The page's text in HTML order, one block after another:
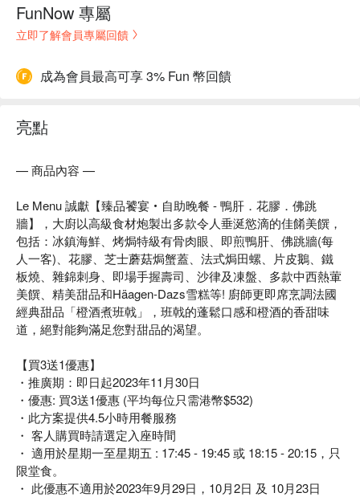
FunNow 專屬
立即了解會員專屬回饋
成為會員最高可享 3% Fun 幣回饋
亮點
— 商品內容 —
Le Menu 誠獻【臻品饕宴‧自助晚餐 - 鴨肝．花膠．佛跳
牆】，大廚以高級食材炮製出多款令人垂涎慾滴的佳餚美饌，
包括：冰鎮海鮮、烤焗特級有骨肉眼、即煎鴨肝、佛跳牆(每
人一客)、花膠、芝士蘑菇焗蟹蓋、法式焗田螺、片皮鵝、鐵
板燒、雜錦刺身、即場手握壽司、沙律及凍盤、多款中西熱葷
美饌、精美甜品和Häagen-Dazs雪糕等! 廚師更即席烹調法國
經典甜品「橙酒煮班戟」，班戟的蓬鬆口感和橙酒的香甜味
道，絕對能夠滿足您對甜品的渴望。
【買3送1優惠】
・推廣期：即日起2023年11月30日
・優惠: 買3送1優惠 (平均每位只需港幣$532)
・此方案提供4.5小時用餐服務
・ 客人購買時請選定入座時間
・ 適用於星期一至星期五 : 17:45 - 19:45 或 18:15 - 20:15，只
限堂食。
・ 此優惠不適用於2023年9月29日，10月2日 及 10月23日